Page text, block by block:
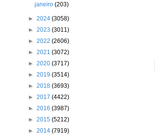
janeiro(203)
► 2024 (3058)
► 2023 (3011)
► 2022 (2606)
► 2021 (3072)
► 2020 (3717)
► 2019 (3514)
► 2018 (3693)
► 2017 (4422)
► 2016 (3987)
► 2015 (5212)
► 2014 (7919)